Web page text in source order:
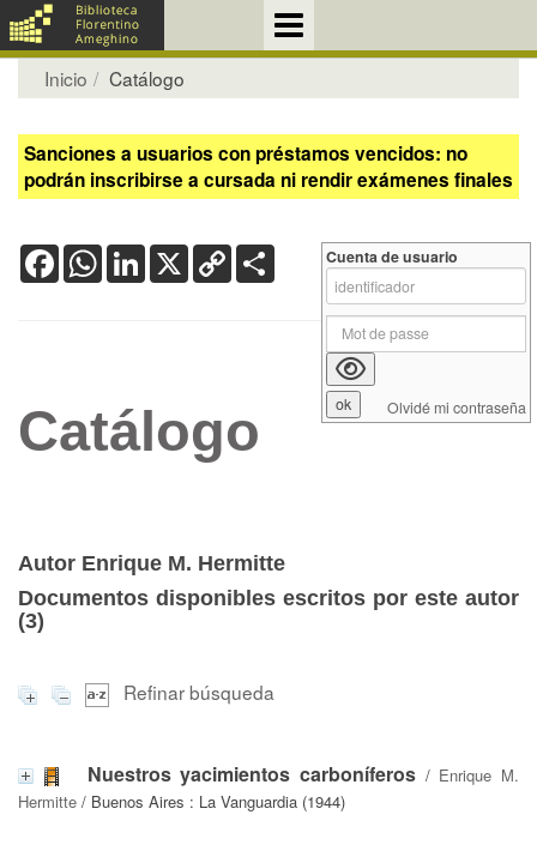
Inicio Catálogo
Sanciones a usuarios con préstamos vencidos: no
podrán inscribirse a cursada ni rendir exámenes finales
FacebookWhatsApp
LinkedIn
X Copy
Link
Catálogo
Autor Enrique M. Hermitte
Documentos disponibles escritos por este autor
(3)
Refinar búsqueda
Nuestros yacimientos carboníferos / Enrique M.
Hermitte / Buenos Aires : La Vanguardia (1944)
Cuenta de usuario
Olvidé mi contraseña